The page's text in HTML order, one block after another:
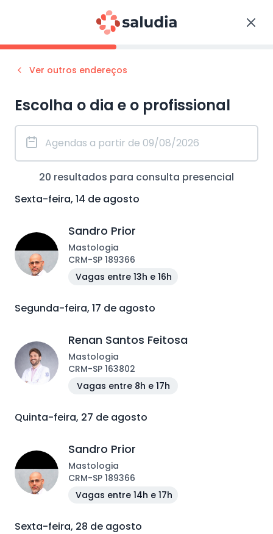
Ver outros endereços
Escolha o dia e o profissional
20 resultados para consulta presencial
Sexta-feira, 14 de agosto
Sandro Prior
Mastologia
CRM-SP 189366
Vagas entre 13h e 16h
Segunda-feira, 17 de agosto
Renan Santos Feitosa
Mastologia
CRM-SP 163802
Vagas entre 8h e 17h
Quinta-feira, 27 de agosto
Sandro Prior
Mastologia
CRM-SP 189366
Vagas entre 14h e 17h
Sexta-feira, 28 de agosto